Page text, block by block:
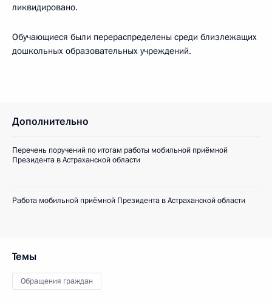
ликвидировано.
Обучающиеся были перераспределены среди близлежащих
дошкольных образовательных учреждений.
Дополнительно
Перечень поручений по итогам работы мобильной приёмной
Президента в Астраханской области
Работа мобильной приёмной Президента в Астраханской области
Темы
Обращения граждан